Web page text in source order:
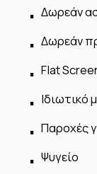
Δωρεάν
Δωρεάν
Flat
Ιδιωτικό
Παροχές
Ψυγείο